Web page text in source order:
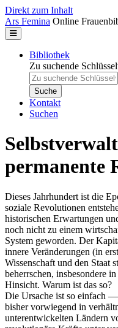
Direkt zum Inhalt
Ars Femina Online
Bibliothek
Zu suchende
Kontakt
Suchen
permanente
Dieses Jahrhundert ist die
soziale Revolutionen
historischen Erwartungen
noch nicht zu einem
System geworden. Der
innere Veränderungen (in
Wissenschaft und den Staat
beherrschen, insbesondere
Hinsicht. Warum ist das so?
Die Ursache ist so einfach
bisher vorwiegend in
unterentwickelten Ländern